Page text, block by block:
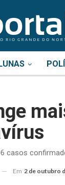
casos
Em 2 de outubro